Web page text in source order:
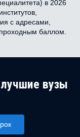
в 2026
с адресами,
баллом.
вузы